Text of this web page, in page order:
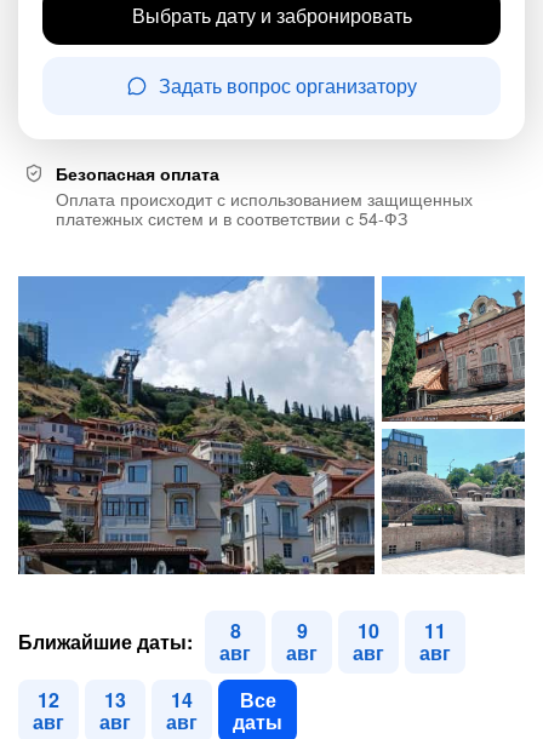
Выбрать дату и забронировать
Задать вопрос организатору
Безопасная оплата
Оплата происходит с использованием защищенных
платежных систем и в соответствии с 54-ФЗ
Ближайшие даты: 8
авг
9
авг
10
авг
11
авг
12
авг
13
авг
14
авг
Все
даты